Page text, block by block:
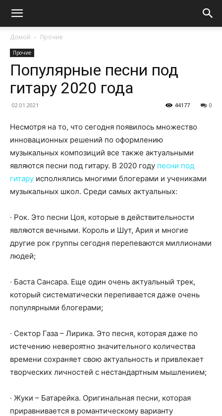
Домой Прочие
Прочие
Популярные песни под
гитару 2020 года
02.01.2021 0
44177
Несмотря на то, что сегодня появилось множество
инновационных решений по оформлению
музыкальных композиций все также актуальными
являются песни под гитару. В 2020 году песни под
гитару исполнялись многими блогерами и учениками
музыкальных школ. Среди самых актуальных:
· Рок. Это песни Цоя, которые в действительности
являются вечными. Король и Шут, Ария и многие
другие рок группы сегодня перепеваются миллионами
людей;
· Баста Сансара. Еще один очень актуальный трек,
который систематически перепивается даже очень
популярными блогерами;
· Сектор Газа – Лирика. Это песня, которая даже по
истечению невероятно значительного количества
времени сохраняет свою актуальность и привлекает
творческих личностей с нестандартным мышлением;
· Жуки – Батарейка. Оригинальная песни, которая
приравнивается в романтическому варианту